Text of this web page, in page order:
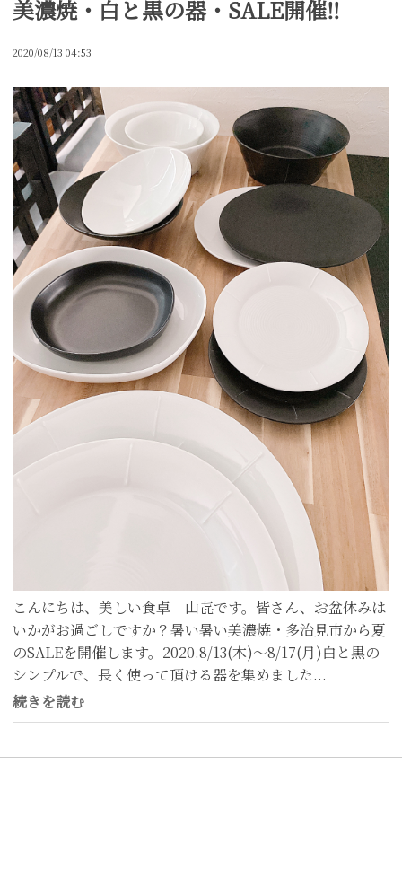
美濃焼・白と黒の器・SALE開催‼︎
2020/08/13 04:53
こんにちは、美しい食卓 山㐂です。皆さん、お盆休みは
いかがお過ごしですか？暑い暑い美濃焼・多治見市から夏
のSALEを開催します。2020.8/13(木)〜8/17(月)白と黒の
シンプルで、長く使って頂ける器を集めました...
続きを読む